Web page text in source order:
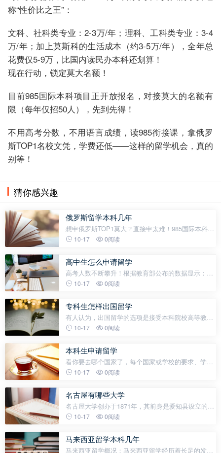
称“性价比之王”：
文科、社科类专业：2-3万/年；理科、工科类专业：3-4
万/年；加上莫斯科的生活成本（约3-5万/年），全年总
花费仅5-9万，比国内读民办本科还划算！
现在行动，锁定莫大名额！
目前985国际本科项目正开放报名，对接莫大的名额有
限（每年仅招50人），先到先得！
不用高考分数，不用语言成绩，读985衔接课，拿俄罗
斯TOP1名校文凭，学费还低——这样的留学机会，真的
别等！
猜你感兴趣
俄罗斯留学本科几年
想申俄罗斯TOP1莫大？直接申太难！985国际本科帮
你轻松对接，不看高考/语言！“想读俄罗斯天花板级
大学超难申，普通学生根本没机会？”别
10-17 0阅读
高中生怎么申请留学
高考人数不断攀升！根据教育部公布的数据显示：我
国2022年参加高考的人数达到1193万，再次突破历史
川、山东等高考的人数在全国排名
10-17 0阅读
专科生怎样出国留学
有人认为，出国留学的选项是接受本科院校高等教育
学生的专属；但事实并非如此，接受高职院校教育
现梦想而努力。专科生该如何出国留学对
10-17 0阅读
本科生申请留学
看你要去哪个国家了，每个国家或学校的要求、学
制、学费都不尽相同。一、出国留学需要什么条件：
福、GRE等考试。2、经济条件——
10-17 0阅读
名古屋有哪些大学
名古屋大学创办于1871年，其前身是爱知县设立的临
时医院及临时医学校，1939年成为日本最年轻的帝国
目前设有9个学部、13个研究科、3
10-17 0阅读
马来西亚留学本科几年
马来西亚留学概况：马来西亚留学经历着长足的发